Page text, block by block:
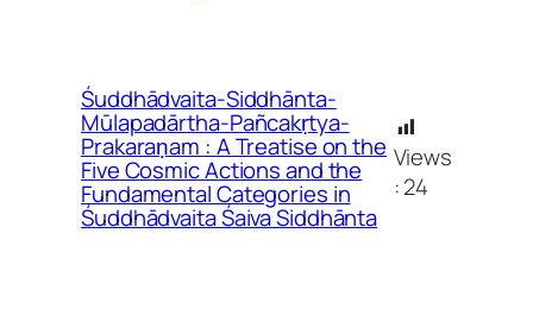
Śuddhādvaita-Siddhānta-
Mūlapadārtha-Pañcakṛtya-
Prakaraṇam : A Treatise on the
Five Cosmic Actions and the
Fundamental Categories in
Śuddhādvaita Śaiva Siddhānta
Views
:24